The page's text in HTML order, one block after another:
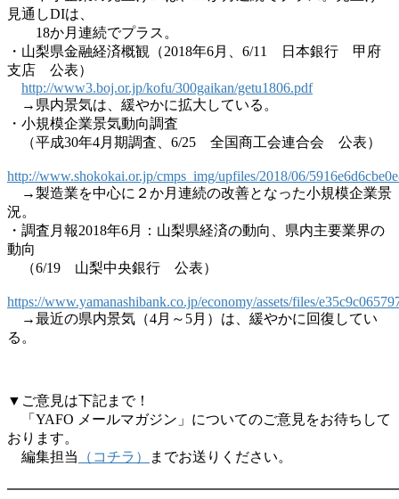
見通しDIは、
18か月連続でプラス。
・山梨県金融経済概観（2018年6月、6/11 日本銀行 甲府
支店 公表）
http://www3.boj.or.jp/kofu/300gaikan/getu1806.pdf
→県内景気は、緩やかに拡大している。
・小規模企業景気動向調査
（平成30年4月期調査、6/25 全国商工会連合会 公表）
http://www.shokokai.or.jp/cmps_img/upfiles/2018/06/
→製造業を中心に２か月連続の改善となった小規模企業景
況。
・調査月報2018年6月：山梨県経済の動向、県内主要業界の
動向
（6/19 山梨中央銀行 公表）
https://www.yamanashibank.co.jp/economy/assets/files/
→最近の県内景気（4月～5月）は、緩やかに回復してい
る。
▼ご意見は下記まで！
「YAFO メールマガジン」についてのご意見をお待ちして
おります。
編集担当
（コチラ） までお送りください。